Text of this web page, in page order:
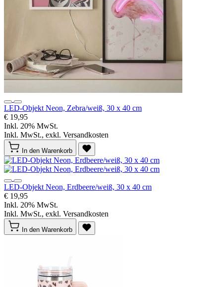
LED-Objekt Neon, Zebra/weiß, 30 x 40 cm
€ 19,95
Inkl. 20% MwSt.
Inkl. MwSt., exkl. Versandkosten
In den Warenkorb
LED-Objekt Neon, Erdbeere/weiß, 30 x 40 cm
€ 19,95
Inkl. 20% MwSt.
Inkl. MwSt., exkl. Versandkosten
In den Warenkorb